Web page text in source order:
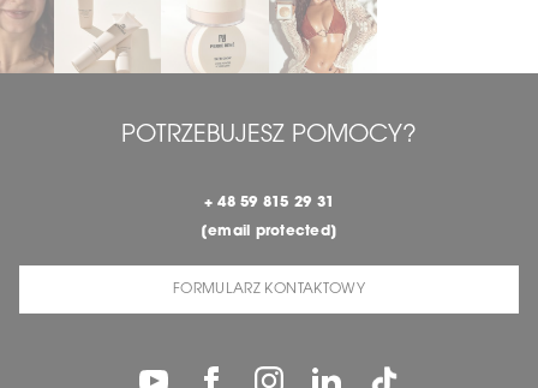
POTRZEBUJESZ POMOCY?
+ 48 59 815 29 31
[email protected]
FORMULARZ KONTAKTOWY